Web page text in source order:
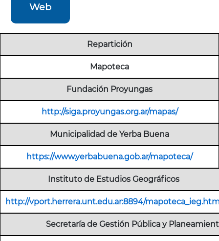
Web
Repartición
Mapoteca
Fundación Proyungas
http://siga.proyungas.org.ar/mapas/
Municipalidad de Yerba Buena
https://www.yerbabuena.gob.ar/mapoteca/
Instituto de Estudios Geográficos
http://vport.herrera.unt.edu.ar:8894/
Secretaría de Gestión Pública y